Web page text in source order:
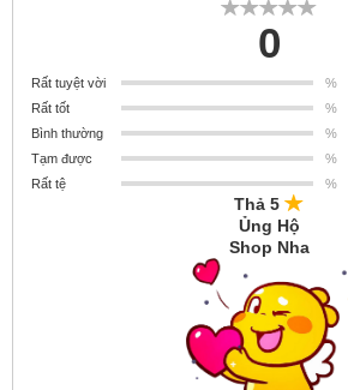
0
Rất tuyệt vời %
Rất tốt %
Bình thường %
Tạm được %
Rất tệ %
Thả 5
Ủng Hộ
Shop Nha